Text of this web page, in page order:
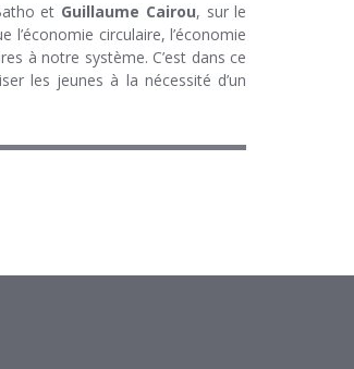
et Guillaume Cairou, sur le
circulaire, l’économie
à notre système. C’est dans ce
les jeunes à la nécessité d’un